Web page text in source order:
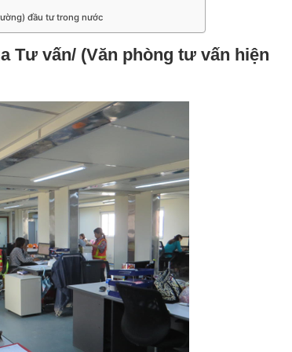
đầu tư trong nước
Tư vấn/ (Văn phòng tư vấn hiện